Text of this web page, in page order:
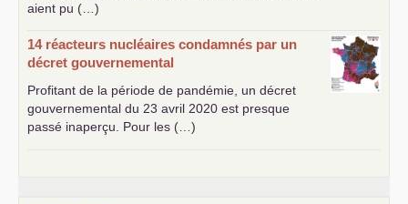
aient pu (…)
14 réacteurs nucléaires condamnés par un
décret gouvernemental
Profitant de la période de pandémie, un décret
gouvernemental du 23 avril 2020 est presque
passé inaperçu. Pour les (…)